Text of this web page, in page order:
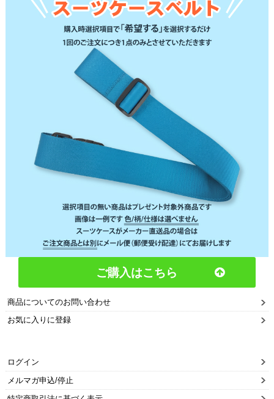
ご購入はこちら
商品についてのお問い合わせ
お気に入りに登録
ログイン
メルマガ申込/停止